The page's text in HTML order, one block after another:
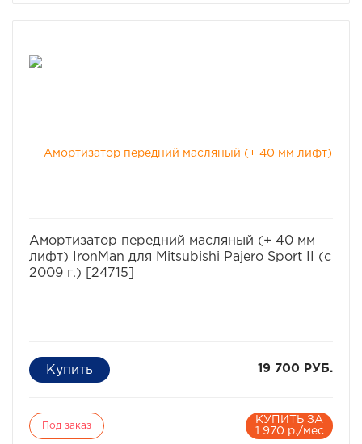
Амортизатор передний масляный (+ 40 мм
лифт) IronMan для Mitsubishi Pajero Sport II (с
2009 г.) [24715]
19 700 РУБ.
Под заказ
КУПИТЬ ЗА
1 970 р./мес